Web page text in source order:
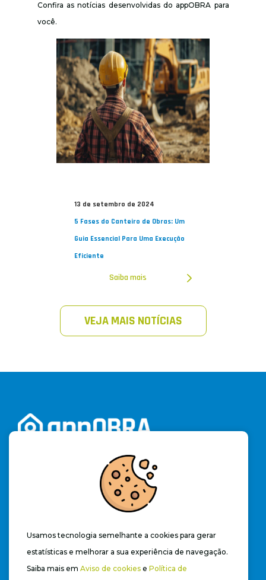
Confira as notícias desenvolvidas do appOBRA para
você.
Saiba mais
5 Fases do Canteiro de Obras: Um
Guia Essencial Para Uma Execução
Eficiente
13 de setembro de 2024
VEJA MAIS NOTÍCIAS
15 dias e aproveite ilimitadamente os recursos
novo e revolucionário.
Usamos tecnologia semelhante a cookies para gerar
estatísticas e melhorar a sua experiência de navegação.
Saiba mais em Aviso de cookies e Política de